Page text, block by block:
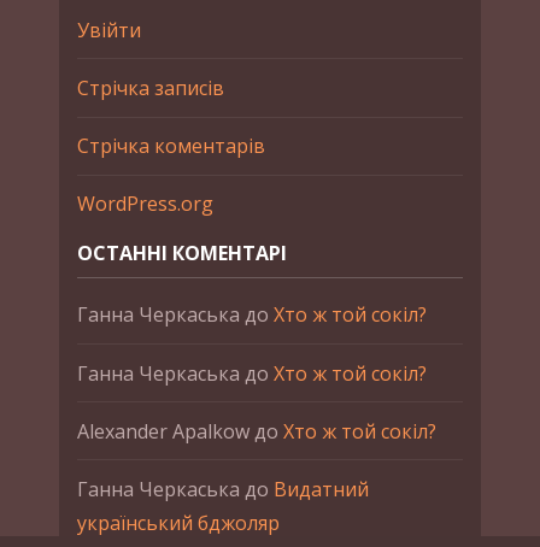
Увійти
Стрічка записів
Стрічка коментарів
WordPress.org
ОСТАННІ КОМЕНТАРІ
Ганна Черкаська до Хто ж той сокіл?
Ганна Черкаська до Хто ж той сокіл?
Alexander Apalkowдо Хто ж той сокіл?
Ганна Черкаська до Видатний
український бджоляр